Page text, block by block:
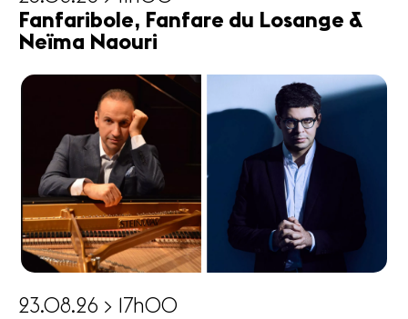
Fanfaribole, Fanfare du Losange &
Neïma Naouri
23.08.26 > 17h00